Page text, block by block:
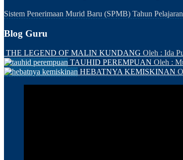
Sistem Penerimaan Murid Baru (SPMB) Tahun
Blog Guru
THE LEGEND OF MALIN KUNDANG Oleh : Ida
TAUHID PEREMPUAN Oleh :
HEBATNYA KEMISKINAN